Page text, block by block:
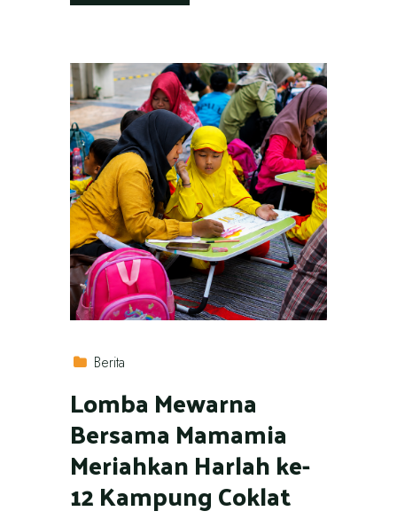
Berita
Lomba Mewarna
Bersama Mamamia
Meriahkan Harlah ke-
12 Kampung Coklat